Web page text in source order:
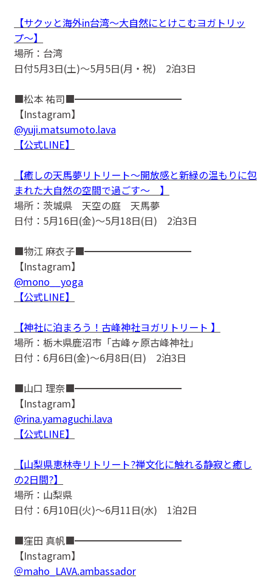
【サクッと海外in台湾〜大自然にとけこむヨガトリッ
プ〜】
場所：台湾
日付5月3日(土)〜5月5日(月・祝) 2泊3日
■松本 祐司■━━━━━━━━━━━
【Instagram】
@yuji.matsumoto.lava
【公式LINE】
【癒しの天馬夢リトリート〜開放感と新緑の温もりに包
まれた大自然の空間で過ごす〜 】
場所：茨城県 天空の庭 天馬夢
日付：5月16日(金)〜5月18日(日) 2泊3日
■物江 麻衣子■━━━━━━━━━━━
【Instagram】
@mono__yoga
【公式LINE】
【神社に泊まろう！古峰神社ヨガリトリート 】
場所：栃木県鹿沼市「古峰ヶ原古峰神社」
日付：6月6日(金)〜6月8日(日) 2泊3日
■山口 理奈■━━━━━━━━━━━
【Instagram】
@rina.yamaguchi.lava
【公式LINE】
【山梨県恵林寺リトリート?禅文化に触れる静寂と癒し
の2日間?】
場所：山梨県
日付：6月10日(火)〜6月11日(水) 1泊2日
■窪田 真帆■━━━━━━━━━━━
【Instagram】
＠maho_LAVA.ambassador